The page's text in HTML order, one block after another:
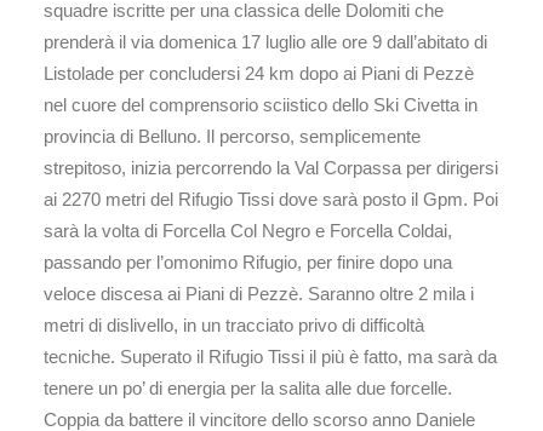
squadre iscritte per una classica delle Dolomiti che
prenderà il via domenica 17 luglio alle ore 9 dall’abitato di
Listolade per concludersi 24 km dopo ai Piani di Pezzè
nel cuore del comprensorio sciistico dello Ski Civetta in
provincia di Belluno. Il percorso, semplicemente
strepitoso, inizia percorrendo la Val Corpassa per dirigersi
ai 2270 metri del Rifugio Tissi dove sarà posto il Gpm. Poi
sarà la volta di Forcella Col Negro e Forcella Coldai,
passando per l’omonimo Rifugio, per finire dopo una
veloce discesa ai Piani di Pezzè. Saranno oltre 2 mila i
metri di dislivello, in un tracciato privo di difficoltà
tecniche. Superato il Rifugio Tissi il più è fatto, ma sarà da
tenere un po’ di energia per la salita alle due forcelle.
Coppia da battere il vincitore dello scorso anno Daniele